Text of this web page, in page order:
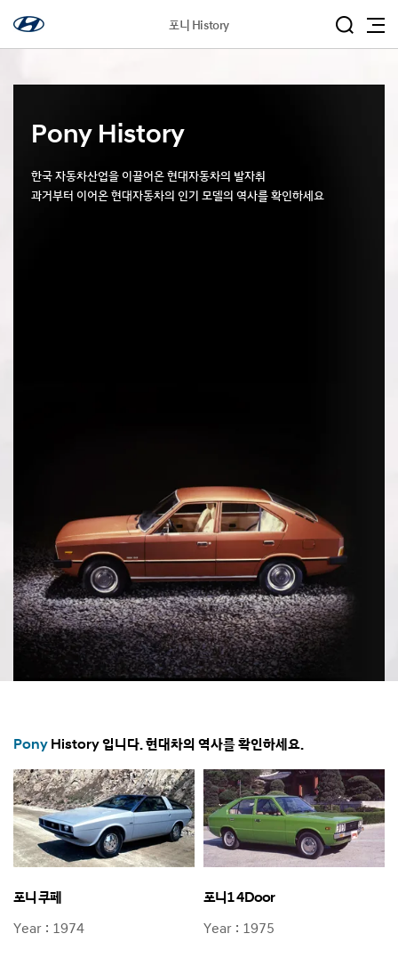
포니 History
Pony History
한국 자동차산업을 이끌어온 현대자동차의 발자취
과거부터 이어온 현대자동차의 인기 모델의 역사를 확인하세요
Pony History 입니다. 현대차의 역사를 확인하세요.
포니 쿠페
Year : 1974
포니1 4Door
Year : 1975